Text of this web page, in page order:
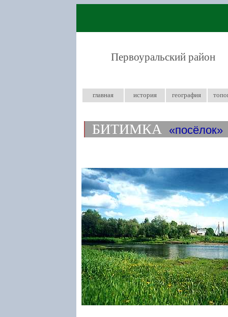
Первоуральский район
главная история география
БИТИМКА посёлок